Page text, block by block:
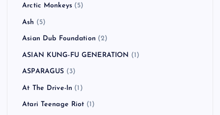
Arctic Monkeys (5)
Ash (5)
Asian Dub Foundation (2)
ASIAN KUNG-FU GENERATION (1)
ASPARAGUS (3)
At The Drive-In (1)
Atari Teenage Riot (1)